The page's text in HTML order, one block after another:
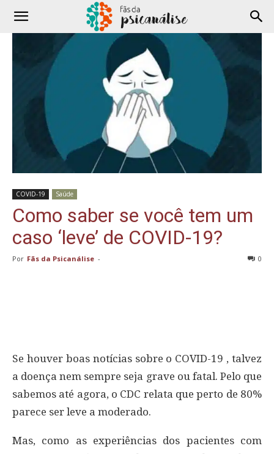
COVID-19 Saúde
Como saber se você tem um
caso ‘leve’ de COVID-19?
Por Fãs da Psicanálise - 0
Se houver boas notícias sobre o COVID-19 , talvez
a doença nem sempre seja grave ou fatal. Pelo que
sabemos até agora, o CDC relata que perto de 80%
parece ser leve a moderado.
Mas, como as experiências dos pacientes com